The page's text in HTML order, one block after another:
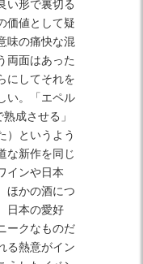
い形で裏切る
価値として疑
味の痛快な混
両面はあった
にしてそれを
い。「エペル
成させる」
）というよう
な新作を同じ
インや日本
ほかの酒につ
日本の愛好
ークなものだ
る熱意がイン